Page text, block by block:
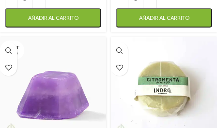
AÑADIR AL CARRITO AÑADIR AL CARRITO
AGOT
ADO